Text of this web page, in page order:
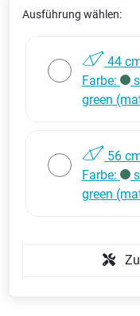
Ausführung wählen:
44
Farbe:
green
56
Farbe:
green